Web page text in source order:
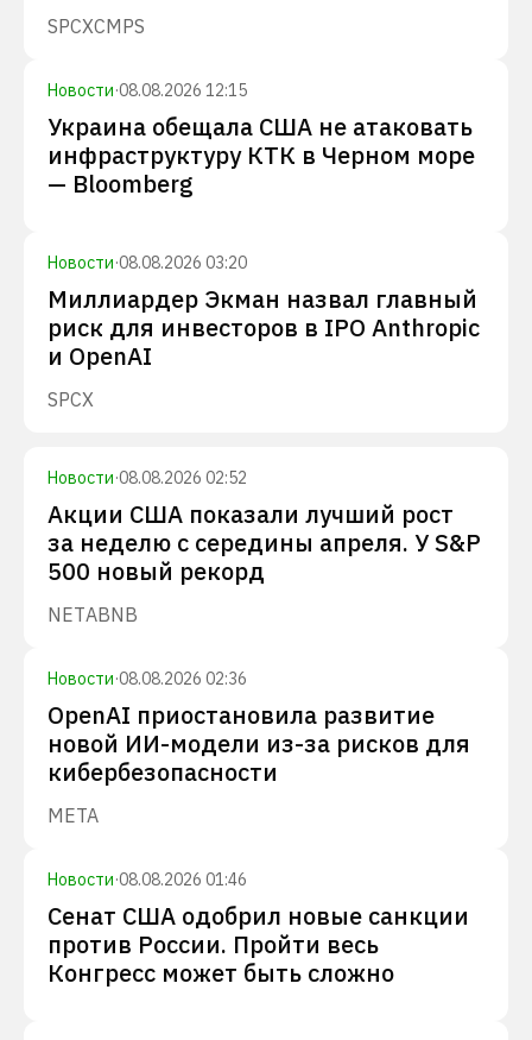
SPCXCMPS
Новости·08.08.2026 12:15
Украина обещала США не атаковать
инфраструктуру КТК в Черном море
— Bloomberg
Новости·08.08.2026 03:20
Миллиардер Экман назвал главный
риск для инвесторов в IPO Anthropic
и OpenAI
SPCX
Новости·08.08.2026 02:52
Акции США показали лучший рост
за неделю с середины апреля. У S&P
500 новый рекорд
NETABNB
Новости·08.08.2026 02:36
OpenAI приостановила развитие
новой ИИ-модели из-за рисков для
кибербезопасности
META
Новости·08.08.2026 01:46
Сенат США одобрил новые санкции
против России. Пройти весь
Конгресс может быть сложно